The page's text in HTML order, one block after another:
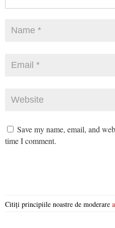
Save my name, email, and
time I comment.
Citiți principiile noastre de moderare